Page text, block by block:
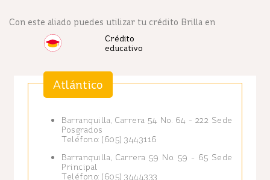
Con este aliado puedes utilizar tu crédito Brilla en
Crédito
educativo
Atlántico
Barranquilla, Carrera 54 No. 64 - 222 Sede
Posgrados
Teléfono: (605) 3443116
Barranquilla, Carrera 59 No. 59 - 65 Sede
Principal
Teléfono: (605) 3444333